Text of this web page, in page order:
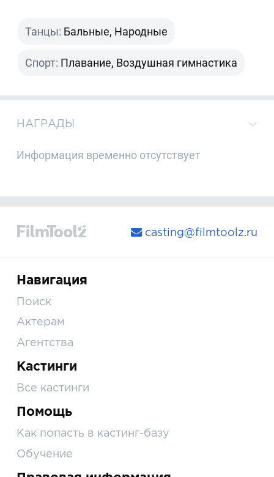
Танцы: Бальные, Народные
Спорт: Плавание, Воздушная гимнастика
НАГРАДЫ
Информация временно отсутствует
casting@filmtoolz.ru
Навигация
Поиск
Актерам
Агентства
Кастинги
Все кастинги
Помощь
Как попасть в кастинг-базу
Обучение